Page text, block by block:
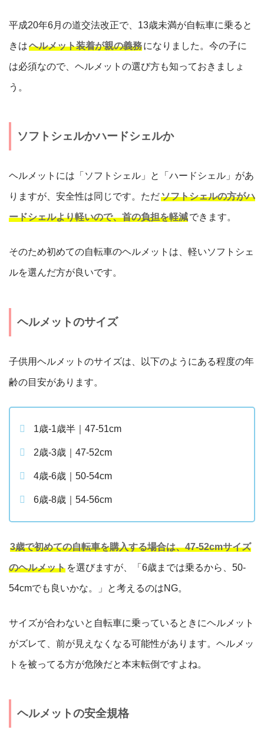
平成20年6月の道交法改正で、13歳未満が自転車に乗ると
きはヘルメット装着が親の義務になりました。今の子に
は必須なので、ヘルメットの選び方も知っておきましょ
う。
ソフトシェルかハードシェルか
ヘルメットには「ソフトシェル」と「ハードシェル」があ
りますが、安全性は同じです。ただソフトシェルの方がハ
ードシェルより軽いので、首の負担を軽減できます。
そのため初めての自転車のヘルメットは、軽いソフトシェ
ルを選んだ方が良いです。
ヘルメットのサイズ
子供用ヘルメットのサイズは、以下のようにある程度の年
齢の目安があります。
1歳-1歳半｜47-51cm
2歳-3歳｜47-52cm
4歳-6歳｜50-54cm
6歳-8歳｜54-56cm
3歳で初めての自転車を購入する場合は、47-52cmサイズ
のヘルメット を選びますが、「6歳までは乗るから、50-
54cmでも良いかな。」と考えるのはNG。
サイズが合わないと自転車に乗っているときにヘルメット
がズレて、前が見えなくなる可能性があります。ヘルメッ
トを被ってる方が危険だと本末転倒ですよね。
ヘルメットの安全規格